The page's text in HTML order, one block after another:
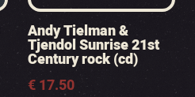
Andy Tielman &
Tjendol Sunrise 21st
Century rock (cd)
€17.50